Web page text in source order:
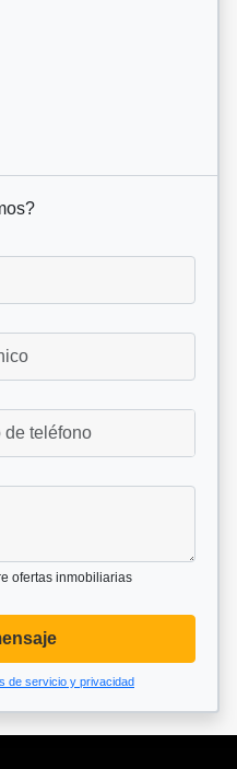
ofertas inmobiliarias
de servicio y privacidad